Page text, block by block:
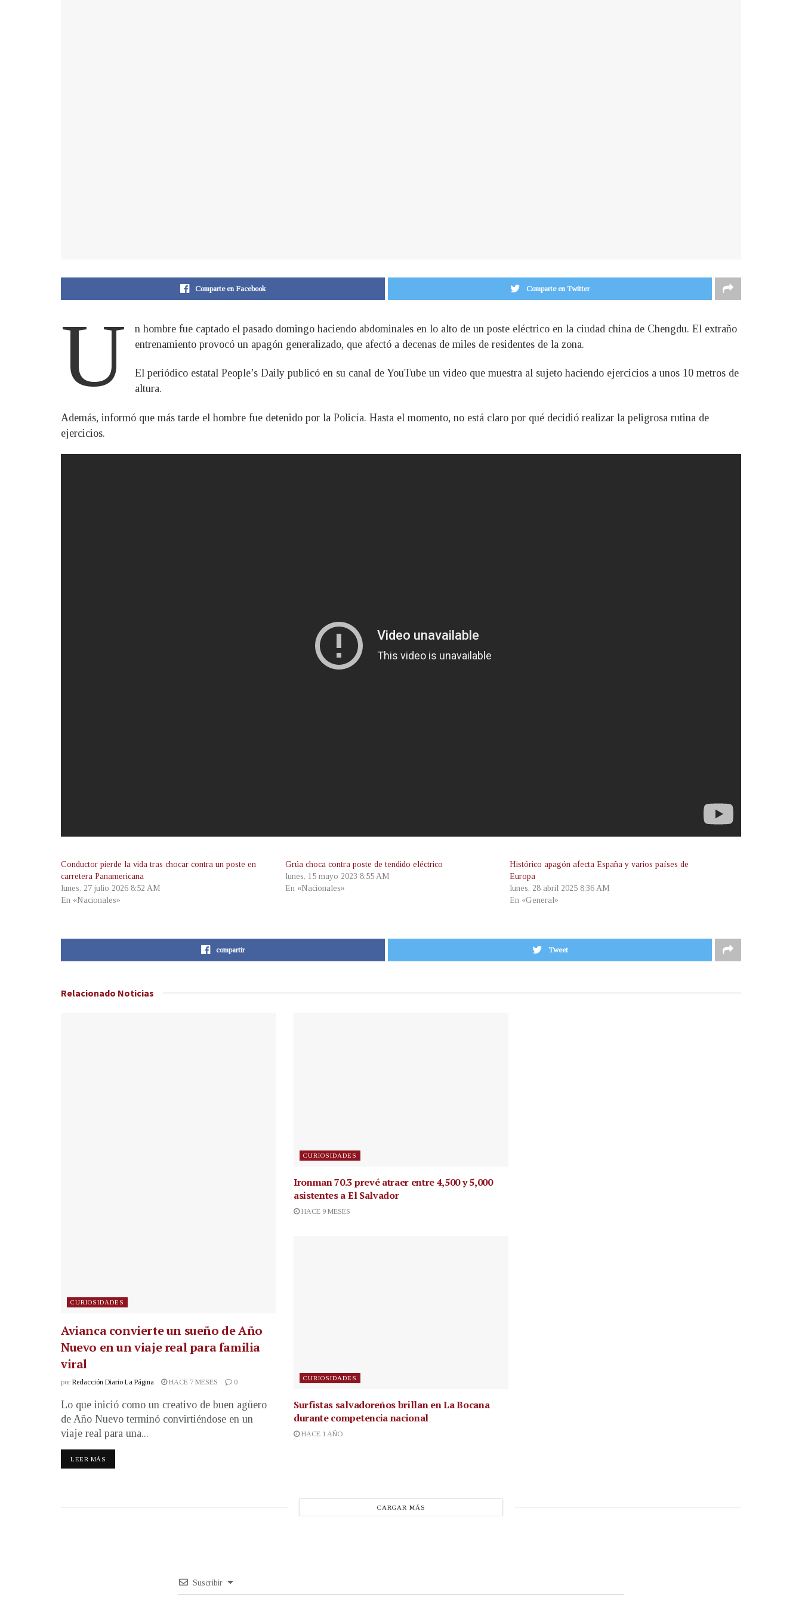
Comparte en Facebook Comparte en Twitter
U
n hombre fue captado el pasado domingo haciendo abdominales en lo alto de un poste eléctrico en la ciudad china de Chengdu. El extraño
entrenamiento provocó un apagón generalizado, que afectó a decenas de miles de residentes de la zona.
El periódico estatal People’s Daily publicó en su canal de YouTube un video que muestra al sujeto haciendo ejercicios a unos 10 metros de
altura.
Además, informó que más tarde el hombre fue detenido por la Policía. Hasta el momento, no está claro por qué decidió realizar la peligrosa rutina de
ejercicios.
Conductor pierde la vida tras chocar contra un poste en
carretera Panamericana
lunes, 27 julio 2026 8:52 AM
En «Nacionales»
Grúa choca contra poste de tendido eléctrico
lunes, 15 mayo 2023 8:55 AM
En «Nacionales»
Histórico apagón afecta España y varios países de
Europa
lunes, 28 abril 2025 8:36 AM
En «General»
compartir Tweet
Relacionado Noticias
CURIOSIDADES
Avianca convierte un sueño de Año
Nuevo en un viaje real para familia
viral
por Redacción Diario La Página HACE 7 MESES 0
Lo que inició como un creativo de buen agüero
de Año Nuevo terminó convirtiéndose en un
viaje real para una...
LEER MÁS
CURIOSIDADES
Ironman 70.3 prevé atraer entre 4,500 y 5,000
asistentes a El Salvador
HACE 9 MESES
CURIOSIDADES
Surfistas salvadoreños brillan en La Bocana
durante competencia nacional
HACE 1 AÑO
CARGAR MÁS
Suscribir